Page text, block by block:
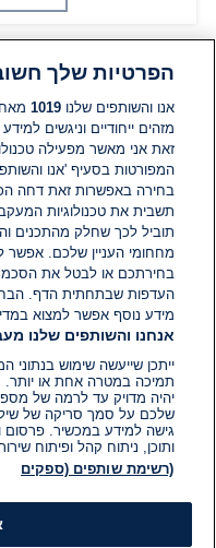
תגובות
אין עדיין תגובות. היה
הוסף תגובה
הפרטיות שלך
אנו והשותפים שלנו1019
מזהים ייחודיים וניגשים
זאת אני מאשר מפעילה
המפורטות בסעיף 'אנו
בחירה באפשרות זאת דחה
תשבית את טכנולוגיות
תוביל לכך שחלק מהתכנים
מחחומי העניין שלכם. אפשר
בחירתכם או לבטל את
העדפות שבתחתית הדף.
מידע נוסף אפשר למצוא
אנחנו והשותפים שלנו
ייתכן שייעשה שימוש בנתוני
תמיכה במטרה אחת או
יהיה מדויק עד לרמה של
שלכם על סמך סריקה של
גישה למידע במכשיר. פרסום
ותוכן, ניתוח קהל ופיתוח
(רשימת שותפים (ספקים